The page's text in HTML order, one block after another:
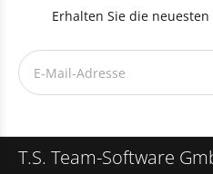
Erhalten Sie die
T.S. Team-Software